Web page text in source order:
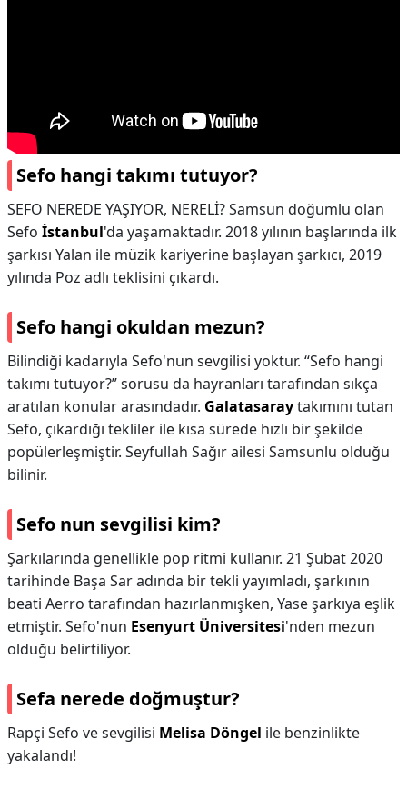
Sefo hangi takımı tutuyor?
SEFO NEREDE YAŞIYOR, NERELİ? Samsun doğumlu olan
Sefo İstanbul'da yaşamaktadır. 2018 yılının başlarında ilk
şarkısı Yalan ile müzik kariyerine başlayan şarkıcı, 2019
yılında Poz adlı teklisini çıkardı.
Sefo hangi okuldan mezun?
Bilindiği kadarıyla Sefo'nun sevgilisi yoktur. “Sefo hangi
takımı tutuyor?” sorusu da hayranları tarafından sıkça
aratılan konular arasındadır. Galatasaraytakımını tutan
Sefo, çıkardığı tekliler ile kısa sürede hızlı bir şekilde
popülerleşmiştir. Seyfullah Sağır ailesi Samsunlu olduğu
bilinir.
Sefo nun sevgilisi kim?
Şarkılarında genellikle pop ritmi kullanır. 21 Şubat 2020
tarihinde Başa Sar adında bir tekli yayımladı, şarkının
beati Aerro tarafından hazırlanmışken, Yase şarkıya eşlik
etmiştir. Sefo'nun Esenyurt Üniversitesi'nden mezun
olduğu belirtiliyor.
Sefa nerede doğmuştur?
Rapçi Sefo ve sevgilisi Melisa Döngel ile benzinlikte
yakalandı!